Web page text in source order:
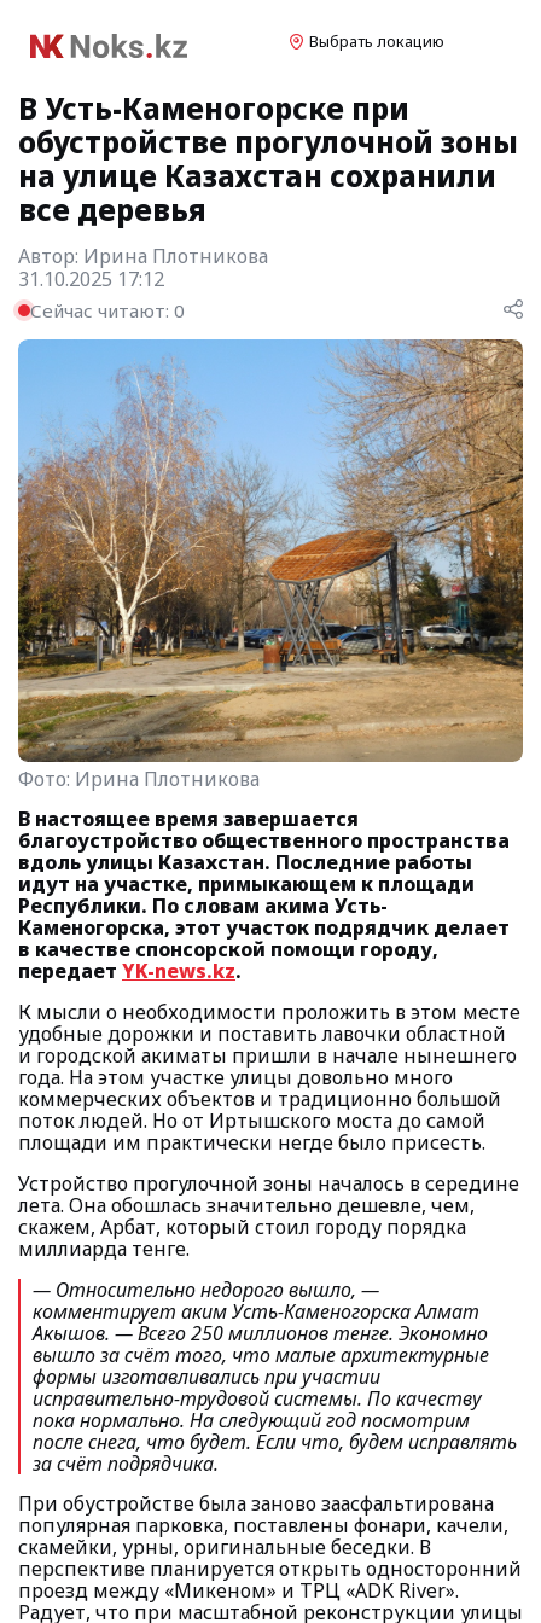
Выбрать локацию
В Усть-Каменогорске при
обустройстве прогулочной зоны
на улице Казахстан сохранили
все деревья
Автор: Ирина Плотникова
31.10.2025 17:12
Сейчас читают: 0
Фото: Ирина Плотникова
В настоящее время завершается
благоустройство общественного пространства
вдоль улицы Казахстан. Последние работы
идут на участке, примыкающем к площади
Республики. По словам акима Усть-
Каменогорска, этот участок подрядчик делает
в качестве спонсорской помощи городу,
передает YK-news.kz.
К мысли о необходимости проложить в этом месте
удобные дорожки и поставить лавочки областной
и городской акиматы пришли в начале нынешнего
года. На этом участке улицы довольно много
коммерческих объектов и традиционно большой
поток людей. Но от Иртышского моста до самой
площади им практически негде было присесть.
Устройство прогулочной зоны началось в середине
лета. Она обошлась значительно дешевле, чем,
скажем, Арбат, который стоил городу порядка
миллиарда тенге.
— Относительно недорого вышло, —
комментирует аким Усть-Каменогорска Алмат
Акышов. — Всего 250 миллионов тенге. Экономно
вышло за счёт того, что малые архитектурные
формы изготавливались при участии
исправительно-трудовой системы. По качеству
пока нормально. На следующий год посмотрим
после снега, что будет. Если что, будем исправлять
за счёт подрядчика.
При обустройстве была заново заасфальтирована
популярная парковка, поставлены фонари, качели,
скамейки, урны, оригинальные беседки. В
перспективе планируется открыть односторонний
проезд между «Микеном» и ТРЦ «ADK River».
Радует, что при масштабной реконструкции улицы